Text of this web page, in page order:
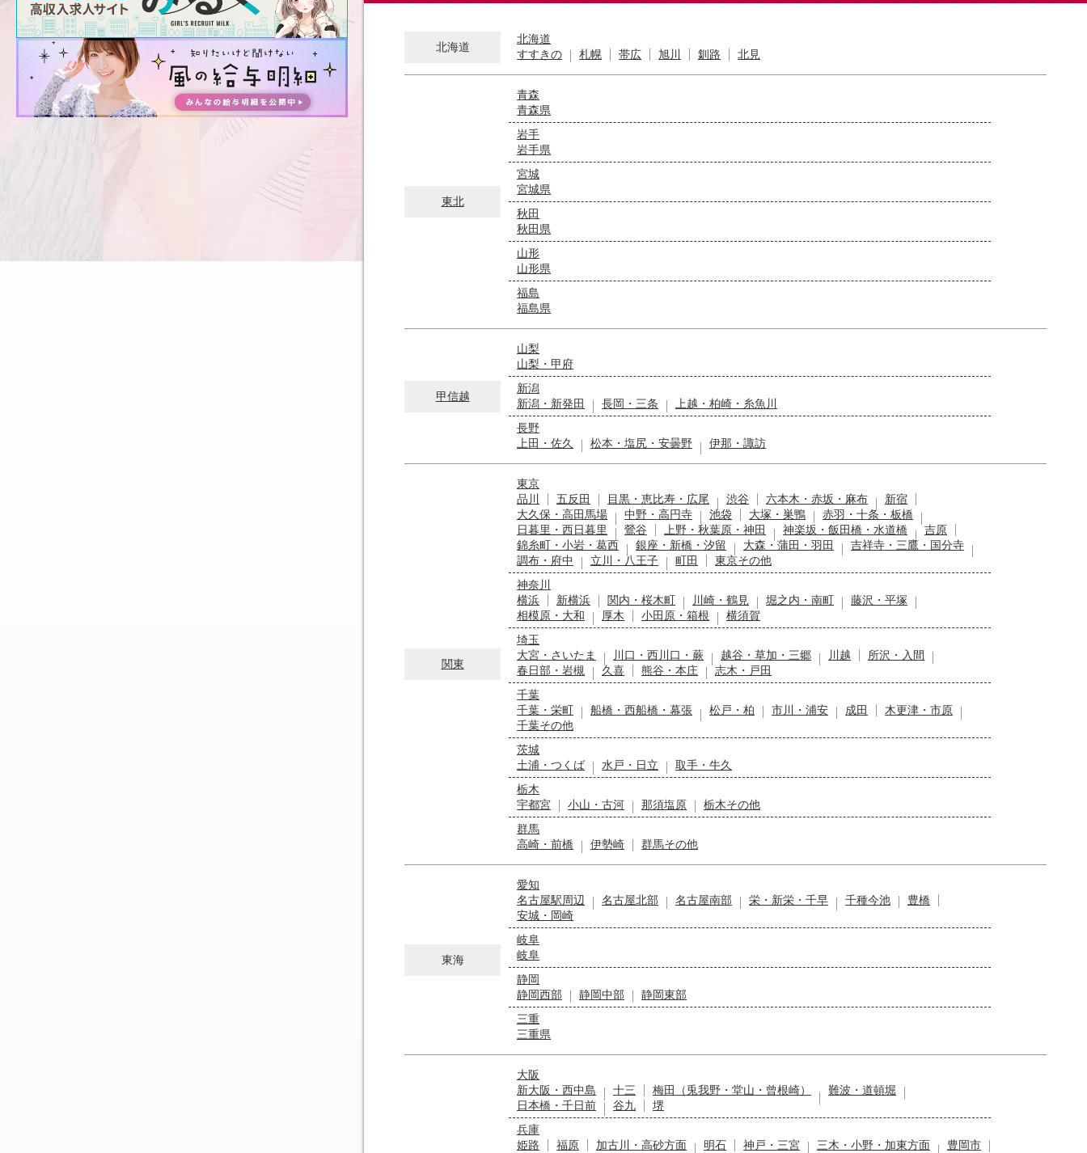
北海道
北海道
すすきの
札幌 帯広 旭川 釧路 北見
東北
青森
青森県
岩手
岩手県
宮城
宮城県
秋田
秋田県
山形
山形県
福島
福島県
甲信越
山梨
山梨・甲府
新潟
新潟・新発田
長岡・三条
上越・柏崎・糸魚川
長野
上田・佐久
松本・塩尻・安曇野 伊那・諏訪
関東
東京
品川
五反田 目黒・恵比寿・広尾 渋谷 六本木・赤坂・麻布
新宿
大久保・高田馬場
中野・高円寺 池袋 大塚・巣鴨
赤羽・十条・板橋
日暮里・西日暮里
鶯谷 上野・秋葉原・神田 神楽坂・飯田橋・水道橋
吉原
錦糸町・小岩・葛西
銀座・新橋・汐留 大森・蒲田・羽田
吉祥寺・三鷹・国分寺
調布・府中
立川・八王子 町田
東京その他
神奈川
横浜
新横浜 関内・桜木町 川崎・鶴見 堀之内・南町
藤沢・平塚
相模原・大和
厚木 小田原・箱根
横須賀
埼玉
大宮・さいたま
川口・西川口・蕨 越谷・草加・三郷 川越
所沢・入間
春日部・岩槻
久喜 熊谷・本庄
志木・戸田
千葉
千葉・栄町
船橋・西船橋・幕張 松戸・柏 市川・浦安 成田
木更津・市原
千葉その他
茨城
土浦・つくば
水戸・日立
取手・牛久
栃木
宇都宮
小山・古河 那須塩原
栃木その他
群馬
高崎・前橋
伊勢崎 群馬その他
東海
愛知
名古屋駅周辺
名古屋北部 名古屋南部 栄・新栄・千早 千種今池
豊橋
安城・岡崎
岐阜
岐阜
静岡
静岡西部
静岡中部
静岡東部
三重
三重県
大阪
新大阪・西中島
十三 梅田（兎我野・堂山・曾根崎）
難波・道頓堀
日本橋・千日前
谷九
堺
兵庫
姫路
福原 加古川・高砂方面 明石 神戸・三宮 三木・小野・加東方面
豊岡市